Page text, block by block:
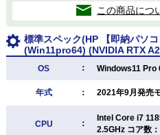
この商品につ
標準スペック(HP 【即納パソ
(Win11pro64) (NVIDIA RTX
OS ： Windows11 Pro
年式 ： 2021年9月発売
CPU ：
Intel Core i7
2.5GHz コア数